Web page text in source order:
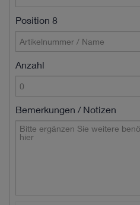
Position 8
Anzahl
Bemerkungen / Notizen